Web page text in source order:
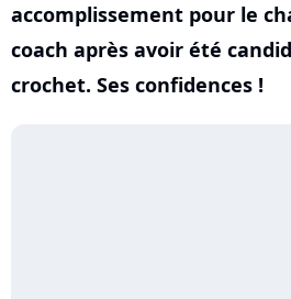
accomplissement pour le
coach après avoir été
crochet. Ses confidences !